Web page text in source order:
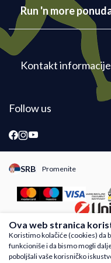
Run 'n more
Kontakt informacije
Follow us
SRB Promenite
Promeni instancu sajta,
Nastojimo da budemo što
ali ne možemo garantovati da
Ova web stranica
Koristimo kolačiće (cookies) da
funkcioniše i da bismo mogli
poboljšali vaše korisničko